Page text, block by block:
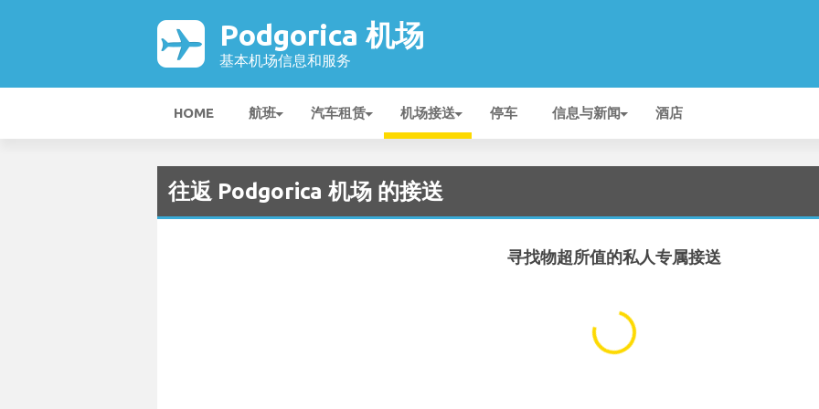
Podgorica 机场
基本机场信息和服务
HOME 航班 汽车租赁 机场接送 停车 信息与新闻 酒店
往返 Podgorica 机场 的接送
寻找物超所值的私人专属接送